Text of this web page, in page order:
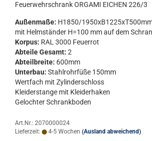
Feu­er­wehr­schrank OR­GA­MI EI­CHEN 226/3
Au­ßen­ma­ße: H1850/
mit Helm­stän­der H=100 mm auf dem
Kor­pus: RAL 3000 Feu­er­rot
Ab­tei­le Ge­samt: 2
Ab­teil­brei­te: 600mm
Un­ter­bau: Stahl­rohr­fü­ße 150mm
Wert­fach mit Zy­lin­der­schloss
Klei­der­stan­ge mit Klei­der­ha­ken
Ge­loch­ter Schrank­bo­den
Art.Nr.: 2070000024
Lieferzeit:
4-5 Wochen (Ausland abweichend)